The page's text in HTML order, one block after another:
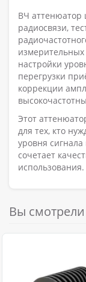
ВЧ аттенюатор
радиосвязи,
измерительных
настройки
перегрузки
коррекции
Этот
для тех, кто
уровня
сочетает
использования.
Вы смотрели